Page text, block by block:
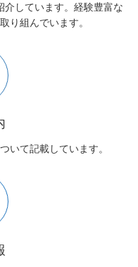
介しています。経験豊富な
り組んでいます。
いて記載しています。